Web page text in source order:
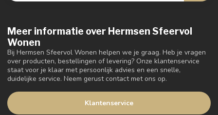
Meer informatie over Hermsen Sfeervol
Wonen
Bij Hermsen Sfeervol Wonen helpen we je graag. Heb je vragen
over producten, bestellingen of levering? Onze klantenservice
staat voor je klaar met persoonlijk advies en een snelle,
duidelijke service. Neem gerust contact met ons op.
Klantenservice